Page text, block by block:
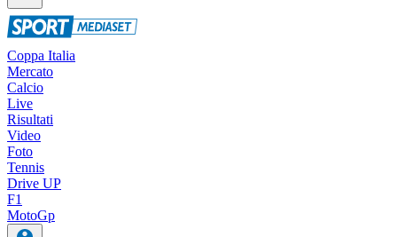
Coppa Italia
Mercato
Calcio
Live
Risultati
Video
Foto
Tennis
Drive UP
F1
MotoGp